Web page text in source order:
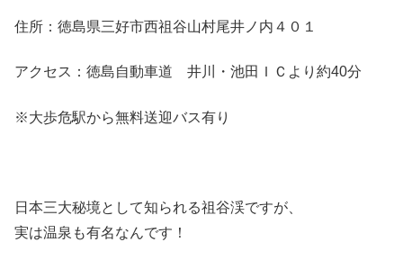
住所：徳島県三好市西祖谷山村尾井ノ内４０１
アクセス：徳島自動車道 井川・池田ＩＣより約40分
※大歩危駅から無料送迎バス有り
日本三大秘境として知られる祖谷渓ですが、
実は温泉も有名なんです！